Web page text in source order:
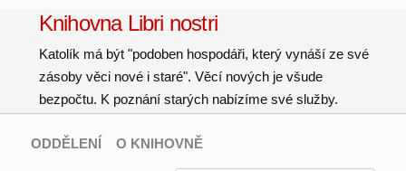
Knihovna Libri nostri
Katolík má být "podoben hospodáři, který vynáší ze své
zásoby věci nové i staré". Věcí nových je všude
bezpočtu. K poznání starých nabízíme své služby.
ODDĚLENÍ O KNIHOVNĚ